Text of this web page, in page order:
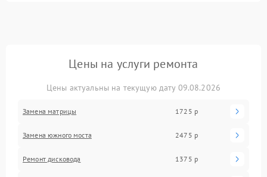
Цены на услуги ремонта
Цены актуальны на текущую дату 09.08.2026
Замена матрицы 1725 р
Замена южного моста 2475 р
Ремонт дисковода 1375 р